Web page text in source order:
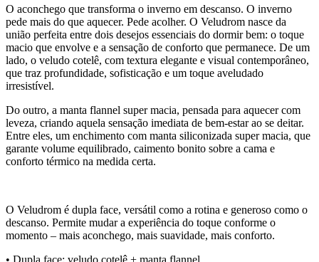
O aconchego que transforma o inverno em descanso. O inverno
pede mais do que aquecer. Pede acolher. O Veludrom nasce da
união perfeita entre dois desejos essenciais do dormir bem: o toque
macio que envolve e a sensação de conforto que permanece. De um
lado, o veludo cotelê, com textura elegante e visual contemporâneo,
que traz profundidade, sofisticação e um toque aveludado
irresistível.
Do outro, a manta flannel super macia, pensada para aquecer com
leveza, criando aquela sensação imediata de bem-estar ao se deitar.
Entre eles, um enchimento com manta siliconizada super macia, que
garante volume equilibrado, caimento bonito sobre a cama e
conforto térmico na medida certa.
O Veludrom é dupla face, versátil como a rotina e generoso como o
descanso. Permite mudar a experiência do toque conforme o
momento – mais aconchego, mais suavidade, mais conforto.
• Dupla face: veludo cotelê + manta flannel